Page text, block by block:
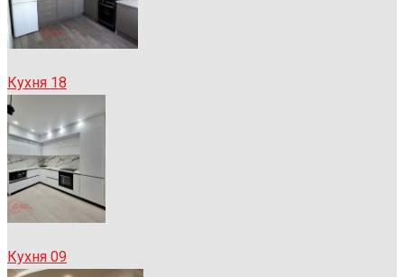
Кухня 18
Кухня 09